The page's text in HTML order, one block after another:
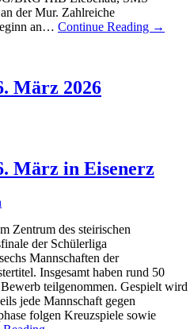
der Mur. Zahlreiche
an… Continue Reading →
März 2026
März in Eisenerz
Zentrum des steirischen
der Schülerliga
Mannschaften der
Insgesamt haben rund 50
teilgenommen. Gespielt wird
jede Mannschaft gegen
folgen Kreuzspiele sowie